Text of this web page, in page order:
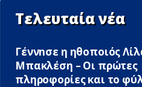
Τελευταία νέα
Γέννnσε η ηθοποιός
Μπακλέση – Οι πρώτες
πληροφορίες και το